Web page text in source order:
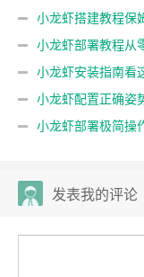
分钟搭好
小龙虾搭建教程保
小龙虾部署教程从
小龙虾安装指南看
小龙虾配置正确姿
小龙虾部署极简操
发表我的评论